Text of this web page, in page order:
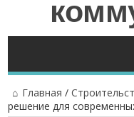
Главная /
решение для